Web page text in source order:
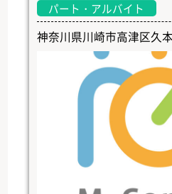
パート・アルバイト
神奈川県川崎市高津区久